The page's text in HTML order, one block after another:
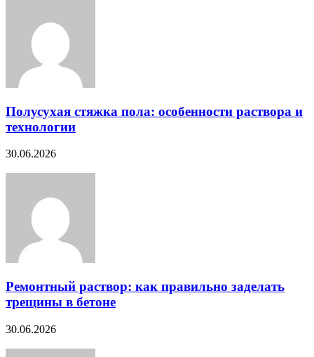
Полусухая стяжка пола: особенности раствора и
технологии
30.06.2026
Ремонтный раствор: как правильно заделать
трещины в бетоне
30.06.2026